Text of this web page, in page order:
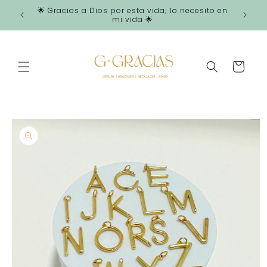
directamente
🌟 Gracias a Dios por esta vida; lo necesito en
mi vida 🌟
Carrito
directamente
información